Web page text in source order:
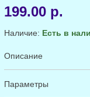
199.00 р.
Наличие: Есть в
Описание
Параметры